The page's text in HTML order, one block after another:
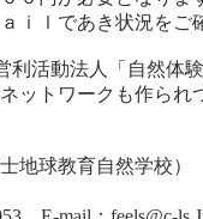
ｌであき状況をご
活動法人「自然体
ットワークも作ら
地球教育自然学校）